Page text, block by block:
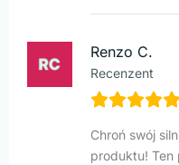
Renzo C.
Recenzent
Chroń swój
produktu! Ten